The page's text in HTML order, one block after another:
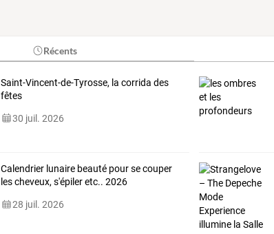
Récents
Saint-Vincent-de-Tyrosse, la corrida des
fêtes
30 juil. 2026
Calendrier lunaire beauté pour se couper
les cheveux, s'épiler etc.. 2026
28 juil. 2026